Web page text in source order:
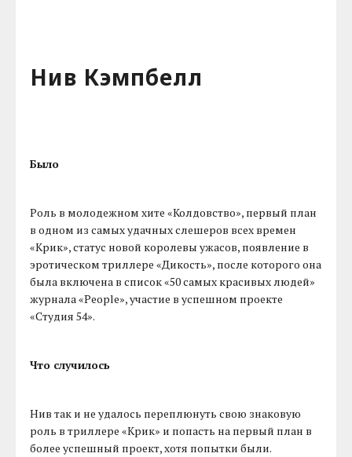
Нив Кэмпбелл
Было
Роль в молодежном хите «Колдовство», первый план
в одном из самых удачных слешеров всех времен
«Крик», статус новой королевы ужасов, появление в
эротическом триллере «Дикость», после которого она
была включена в список «50 самых красивых людей»
журнала «People», участие в успешном проекте
«Студия 54».
Что случилось
Нив так и не удалось переплюнуть свою знаковую
роль в триллере «Крик» и попасть на первый план в
более успешный проект, хотя попытки были.